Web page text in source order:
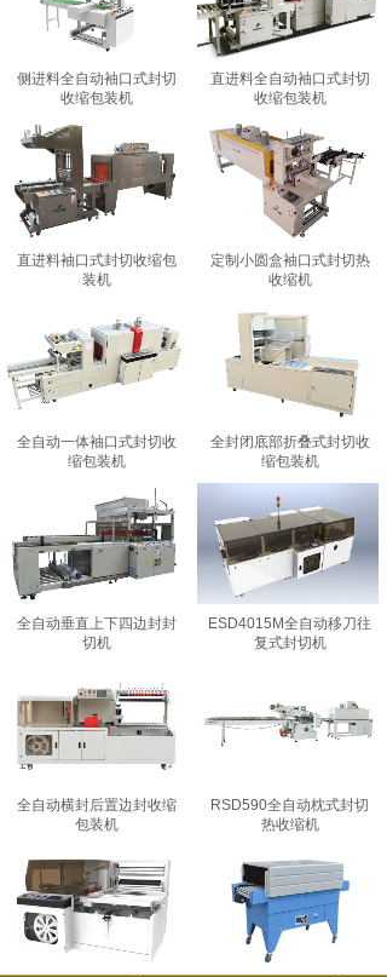
侧进料全自动袖口式封切
收缩包装机
直进料全自动袖口式封切
收缩包装机
直进料袖口式封切收缩包
装机
定制小圆盒袖口式封切热
收缩机
全自动一体袖口式封切收
缩包装机
全封闭底部折叠式封切收
缩包装机
全自动垂直上下四边封封
切机
ESD4015M全自动移刀往
复式封切机
全自动横封后置边封收缩
包装机
RSD590全自动枕式封切
热收缩机